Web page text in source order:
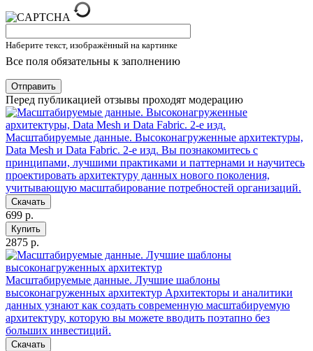
Наберите текст, изображённый на картинке
Все поля обязательны к заполнению
Отправить
Перед публикацией отзывы проходят модерацию
Масштабируемые данные. Высоконагруженные архитектуры,
Data Mesh и Data Fabric. 2-е изд. Вы познакомитесь с
принципами, лучшими практиками и паттернами и научитесь
проектировать архитектуру данных нового поколения,
учитывающую масштабирование потребностей организаций.
Скачать
699 р.
Купить
2875 р.
Масштабируемые данные. Лучшие шаблоны
высоконагруженных архитектур Архитекторы и аналитики
данных узнают как создать современную масштабируемую
архитектуру, которую вы можете вводить поэтапно без
больших инвестиций.
Скачать